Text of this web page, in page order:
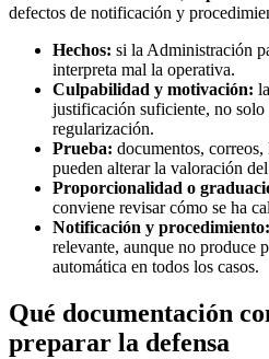
defectos de notificación y
Hechos: si la Administración
interpreta mal la operativa.
Culpabilidad y motivación:
justificación suficiente, no solo
regularización.
Prueba: documentos,
pueden alterar la valoración
Proporcionalidad o
conviene revisar cómo se ha
Notificación y procedimiento:
relevante, aunque no produce
automática en todos los casos.
Qué documentación
preparar la defensa